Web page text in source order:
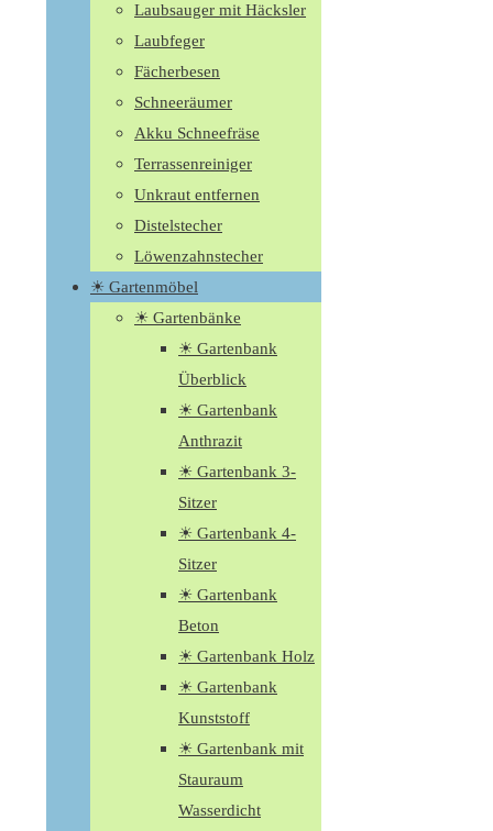
Laubsauger mit Häcksler
Laubfeger
Fächerbesen
Schneeräumer
Akku Schneefräse
Terrassenreiniger
Unkraut entfernen
Distelstecher
Löwenzahnstecher
☀ Gartenmöbel
☀ Gartenbänke
☀ Gartenbank
Überblick
☀ Gartenbank
Anthrazit
☀ Gartenbank 3-
Sitzer
☀ Gartenbank 4-
Sitzer
☀ Gartenbank
Beton
☀ Gartenbank Holz
☀ Gartenbank
Kunststoff
☀ Gartenbank mit
Stauraum
Wasserdicht